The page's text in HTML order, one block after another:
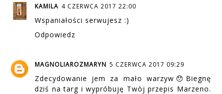
KAMILA 4 CZERWCA 2017 22:00
Wspaniałości serwujesz :)
Odpowiedz
MAGNOLIAROZMARYN 5 CZERWCA 2017 09:29
Zdecydowanie jem za mało warzyw😯Biegnę
dziś na targ i wypróbuję Twòj przepis Marzeno.